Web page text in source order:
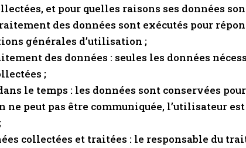
et pour quelles raisons ses données
des données sont exécutés pour
générales d’utilisation ;
des données : seules les données
;
le temps : les données sont conservées
peut pas être communiquée, l’utilisateur
collectées et traitées : le responsable du